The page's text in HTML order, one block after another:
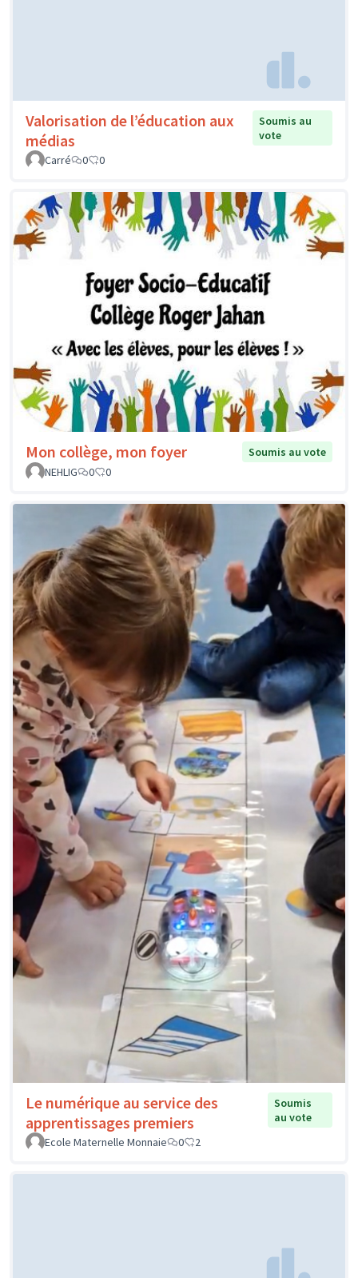
Valorisation de l’éducation aux
médias
Soumis au
vote
Carré
0 0
Mon collège, mon foyer
Soumis au vote
NEHLIG
0 0
Le numérique au service des
apprentissages premiers
Soumis
au vote
Ecole Maternelle Monnaie
0 2